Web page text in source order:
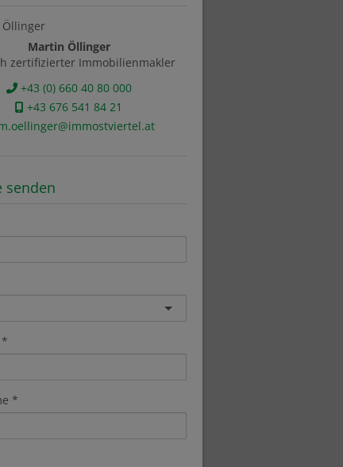
Martin Öllinger
zertifizierter Immobilienmakler
+43 (0) 660 40 80 000
+43 676 541 84 21
senden